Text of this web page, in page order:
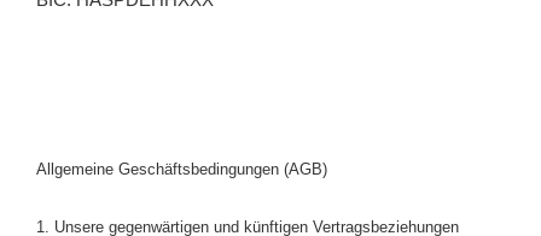
Allgemeine Geschäftsbedingungen (AGB)
1. Unsere gegenwärtigen und künftigen Vertragsbeziehungen